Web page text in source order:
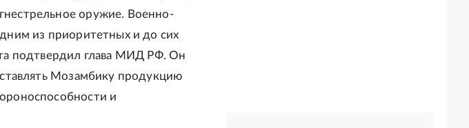
оружие. Военно-
из приоритетных и до сих
подтвердил глава МИД РФ. Он
Мозамбику продукцию
и